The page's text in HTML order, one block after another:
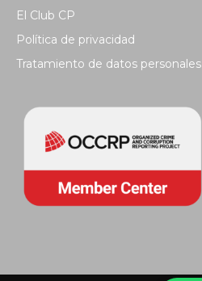
El Club CP
Política de privacidad
Tratamiento de datos personales